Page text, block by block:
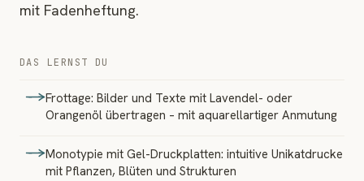
mit Fadenheftung.
DAS LERNST DU
Frottage: Bilder und Texte mit Lavendel- oder
Orangenöl übertragen – mit aquarellartiger Anmutung
Monotypie mit Gel-Druckplatten: intuitive Unikatdrucke
mit Pflanzen, Blüten und Strukturen